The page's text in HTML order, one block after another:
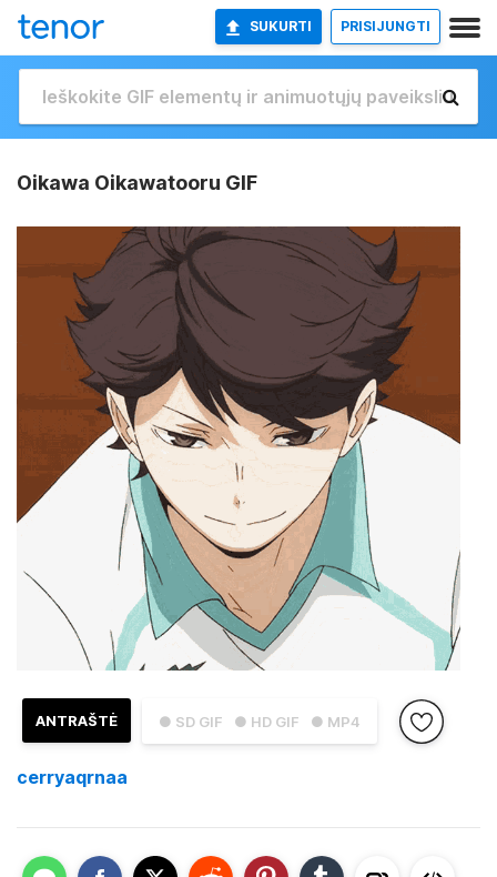
SUKURTI PRISIJUNGTI
Oikawa Oikawatooru GIF
● SD GIF ● HD GIF ● MP4
ANTRAŠTĖ
cerryaqrnaa